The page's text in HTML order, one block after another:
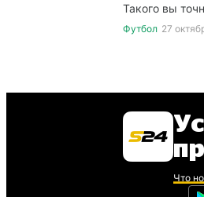
Такого вы
Футбол 27
Что